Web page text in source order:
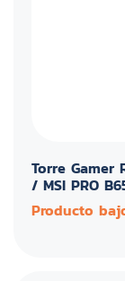
Torre Gamer
/ MSI PRO
Producto